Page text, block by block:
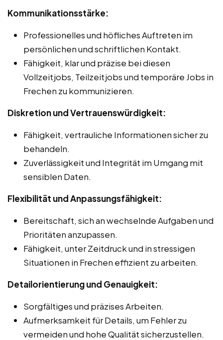
Kommunikationsstärke:
Professionelles und höfliches Auftreten im
persönlichen und schriftlichen Kontakt.
Fähigkeit, klar und präzise bei diesen
Vollzeitjobs, Teilzeitjobs und temporäre Jobs in
Frechen zu kommunizieren.
Diskretion und Vertrauenswürdigkeit:
Fähigkeit, vertrauliche Informationen sicher zu
behandeln.
Zuverlässigkeit und Integrität im Umgang mit
sensiblen Daten.
Flexibilität und Anpassungsfähigkeit:
Bereitschaft, sich an wechselnde Aufgaben und
Prioritäten anzupassen.
Fähigkeit, unter Zeitdruck und in stressigen
Situationen in Frechen effizient zu arbeiten.
Detailorientierung und Genauigkeit:
Sorgfältiges und präzises Arbeiten.
Aufmerksamkeit für Details, um Fehler zu
vermeiden und hohe Qualität sicherzustellen.